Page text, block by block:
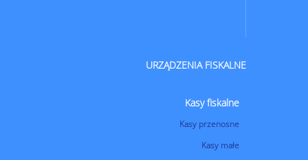
URZĄDZENIA FISKALNE
Kasy fiskalne
Kasy przenosne
Kasy małe